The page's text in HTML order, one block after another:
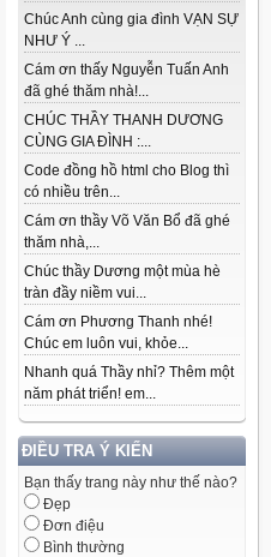
Chúc Anh cùng gia đình VẠN SỰ
NHƯ Ý ...
Cám ơn thấy Nguyễn Tuấn Anh
đã ghé thăm nhà!...
CHÚC THẦY THANH DƯƠNG
CÙNG GIA ĐÌNH :...
Code đồng hồ html cho Blog thì
có nhiều trên...
Cám ơn thầy Võ Văn Bổ đã ghé
thăm nhà,...
Chúc thầy Dương một mùa hè
tràn đầy niềm vui...
Cám ơn Phương Thanh nhé!
Chúc em luôn vui, khỏe...
Nhanh quá Thầy nhỉ? Thêm một
năm phát triển! em...
ĐIỀU TRA Ý KIẾN
Bạn thấy trang này như thế nào?
Đẹp
Đơn điệu
Bình thường